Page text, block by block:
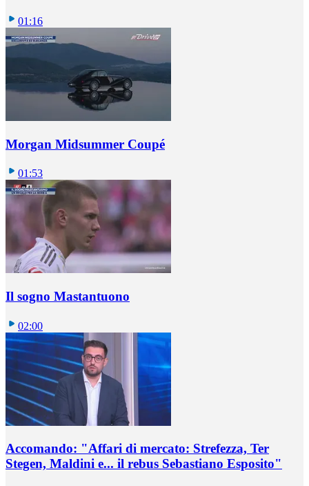
01:16
Morgan Midsummer Coupé
01:53
Il sogno Mastantuono
02:00
Accomando: "Affari di mercato: Strefezza, Ter
Stegen, Maldini e... il rebus Sebastiano Esposito"